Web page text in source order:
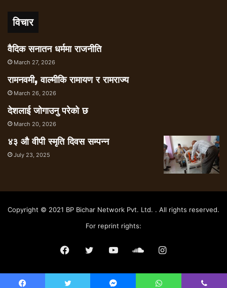
विचार
वैदिक सनातन धर्ममा राजनीति
March 27, 2026
रामनवमी, वाल्मीकि रामायण र रामराज्य
March 26, 2026
देशलाई जोगाउनु परेको छ
March 20, 2026
४३ औ वीपी स्मृति दिवस सम्पन्न
July 23, 2025
Copyright © 2021 BP Bichar Network Pvt. Ltd. . All rights reserved.
For reprint rights:
Facebook
TwitterYouTubeSoundCloud
Instagram